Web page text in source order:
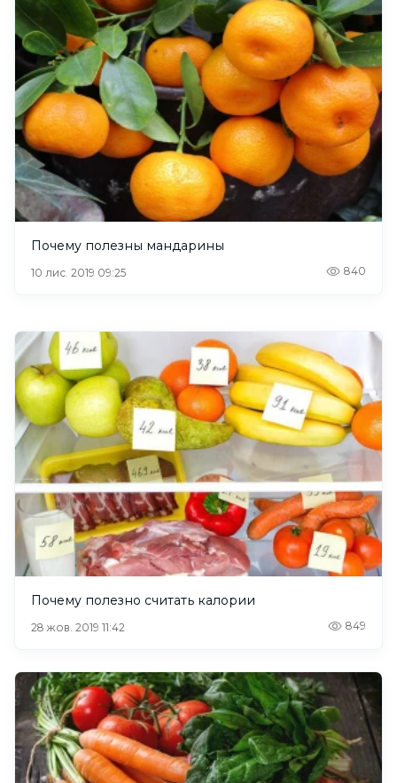
Почему полезны мандарины
10 лис. 2019 09:25 840
Почему полезно считать калории
28 жов. 2019 11:42 849